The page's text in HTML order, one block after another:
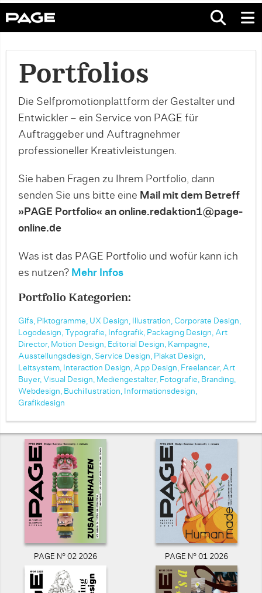
Portfolios
Die Selfpromotionplattform der Gestalter und
Entwickler – ein Service von PAGE für
Auftraggeber und Auftragnehmer
professioneller Kreativleistungen.
Sie haben Fragen zu Ihrem Portfolio, dann
senden Sie uns bitte eine Mail mit dem Betreff
»PAGE Portfolio« an online.redaktion1@page-
online.de
Was ist das PAGE Portfolio und wofür kann ich
es nutzen? Mehr Infos
Portfolio Kategorien:
Gifs, Piktogramme, UX Design, Illustration, Corporate Design,
Logodesign,
Typografie, Infografik, Packaging Design, Art
Director, Motion Design, Editorial Design, Kampagne,
Ausstellungsdesign, Service Design, Plakat Design,
Leitsystem, Interaction Design, App Design, Freelancer, Art
Buyer, Visual Design, Mediengestalter, Fotografie, Branding,
Webdesign, Buchillustration, Informationsdesign,
Grafikdesign
PAGE N° 02 2026 PAGE N° 01 2026